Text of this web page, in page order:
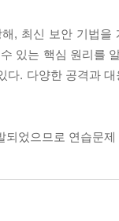
, 최신 보안 기법
있는 핵심 원리를
다. 다양한 공격과
었으므로 연습문